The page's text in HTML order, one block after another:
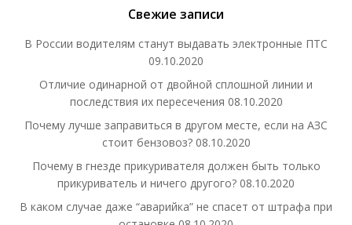
Свежие записи
В России водителям станут выдавать электронные ПТС
09.10.2020
Отличие одинарной от двойной сплошной линии и
последствия их пересечения 08.10.2020
Почему лучше заправиться в другом месте, если на АЗС
стоит бензовоз? 08.10.2020
Почему в гнезде прикуривателя должен быть только
прикуриватель и ничего другого? 08.10.2020
В каком случае даже “аварийка” не спасет от штрафа при